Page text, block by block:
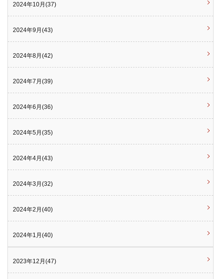
2024年10月(37)
2024年9月(43)
2024年8月(42)
2024年7月(39)
2024年6月(36)
2024年5月(35)
2024年4月(43)
2024年3月(32)
2024年2月(40)
2024年1月(40)
2023年12月(47)